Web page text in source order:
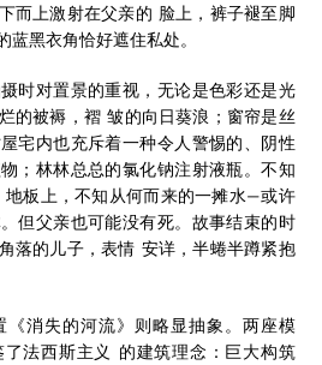
而上激射在父亲的 脸上，裤子褪至脚
蓝黑衣角恰好遮住私处。
时对置景的重视，无论是色彩还是光
的被褥，褶 皱的向日葵浪；窗帘是丝
宅内也充斥着一种令人警惕的、阴性
；林林总总的氯化钠注射液瓶。不知
板上，不知从何而来的一摊水—或许
但父亲也可能没有死。故事结束的时
落的儿子，表情 安详，半蜷半蹲紧抱
《消失的河流》则略显抽象。两座模
法西斯主义 的建筑理念：巨大构筑